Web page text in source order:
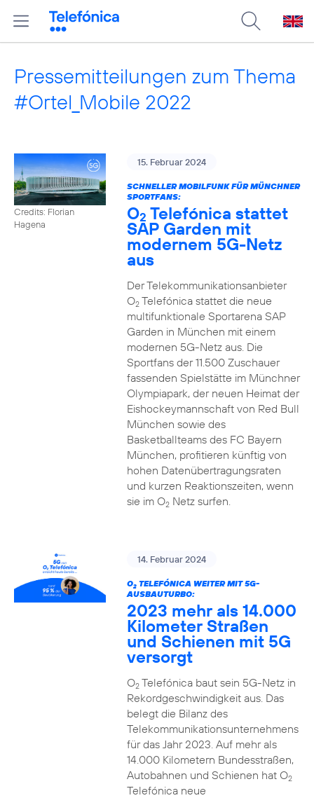
Pressemitteilungen zum Thema
#Ortel_Mobile 2022
Credits: Florian
Hagena
15. Februar 2024
SCHNELLER MOBILFUNK FÜR MÜNCHNER
SPORTFANS:
O2 Telefónica stattet
SAP Garden mit
modernem 5G-Netz
aus
Der Telekommunikationsanbieter
O2Telefónica stattet die neue
multifunktionale Sportarena SAP
Garden in München mit einem
modernen 5G-Netz aus. Die
Sportfans der 11.500 Zuschauer
fassenden Spielstätte im Münchner
Olympiapark, der neuen Heimat der
Eishockeymannschaft von Red Bull
München sowie des
Basketballteams des FC Bayern
München, profitieren künftig von
hohen Datenübertragungsraten
und kurzen Reaktionszeiten, wenn
sie im O2Netz surfen.
14. Februar 2024
O2TELEFÓNICA WEITER MIT 5G-
AUSBAUTURBO:
2023 mehr als 14.000
Kilometer Straßen
und Schienen mit 5G
versorgt
O2Telefónica baut sein 5G-Netz in
Rekordgeschwindigkeit aus. Das
belegt die Bilanz des
Telekommunikationsunternehmens
für das Jahr 2023. Auf mehr als
14.000 Kilometern Bundesstraßen,
Autobahnen und Schienen hat O2
Telefónica neue